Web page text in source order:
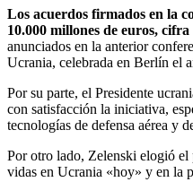
Los acuerdos firmados en la
10.000 millones de euros,
anunciados en la anterior
Ucrania, celebrada en Berlín el
Por su parte, el Presidente
con satisfacción la iniciativa,
tecnologías de defensa aérea y
Por otro lado, Zelenski elogió
vidas en Ucrania «hoy» y en la